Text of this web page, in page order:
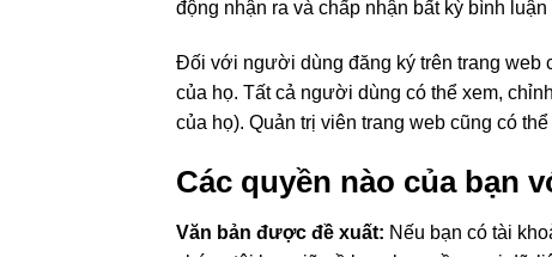
động nhận ra và chấp nhận bất kỳ bình
Đối với người dùng đăng ký trên trang web
của họ. Tất cả người dùng có thể xem,
của họ). Quản trị viên trang web cũng có
Các quyền nào của bạn
Văn bản được đề xuất: Nếu bạn có tài